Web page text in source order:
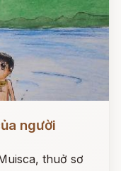
người
thuở sơ